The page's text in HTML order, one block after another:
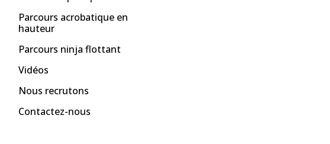
Parcours acrobatique en
hauteur
Parcours ninja flottant
Vidéos
Nous recrutons
Contactez-nous